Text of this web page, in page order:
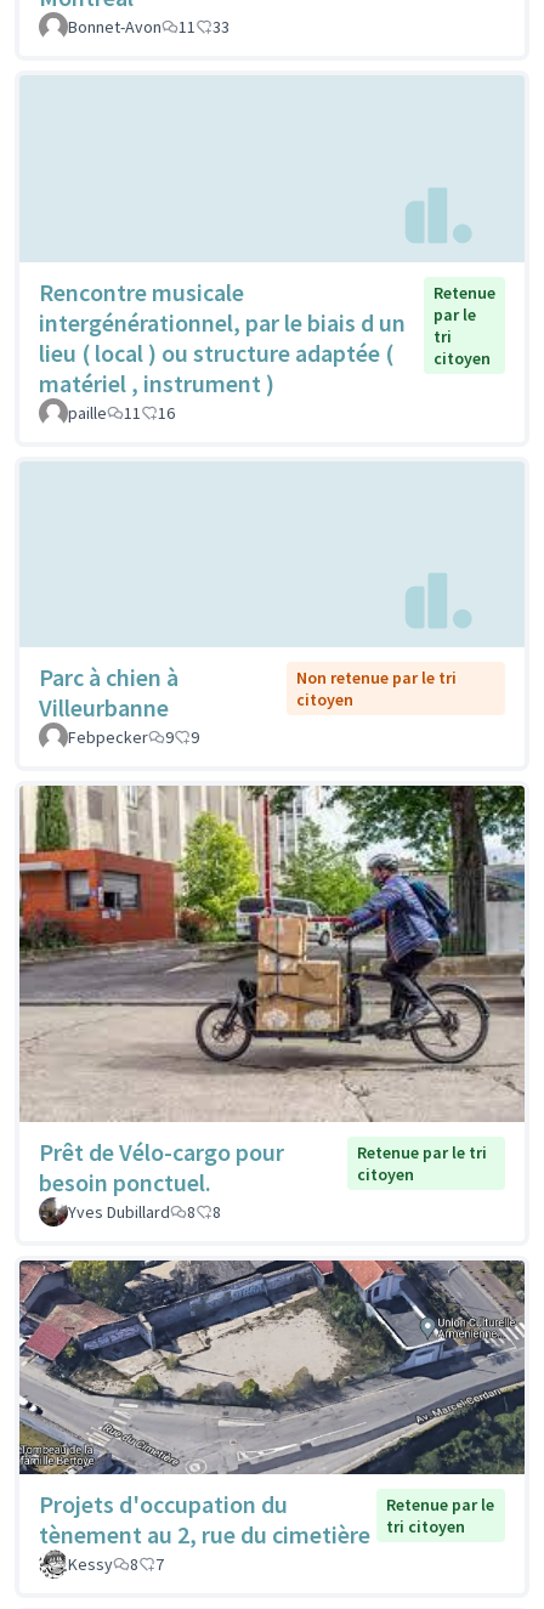
Bonnet-Avon 11 33
Rencontre musicale
intergénérationnel, par le biais d un
lieu ( local ) ou structure adaptée (
matériel , instrument )
Retenue
par le
tri
citoyen
paille 11 16
Parc à chien à
Villeurbanne
Non retenue par le tri
citoyen
Febpecker
9 9
Prêt de Vélo-cargo pour
besoin ponctuel.
Retenue par le tri
citoyen
Yves Dubillard
8 8
Projets d'occupation du
tènement au 2, rue du cimetière
Retenue par le
tri citoyen
Kessy
8 7